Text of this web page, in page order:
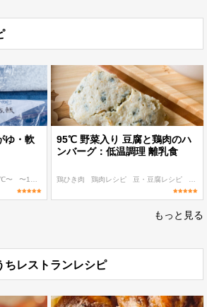
ゆ・軟
〜 〜100 kcal 〜200 kcal 〜300 kcal
95℃ 野菜入り 豆腐と鶏肉のハ
ンバーグ：低温調理 離乳食
鶏ひき肉 鶏肉レシピ 豆・豆腐レシピ
もっと見る
ちレストランレシピ